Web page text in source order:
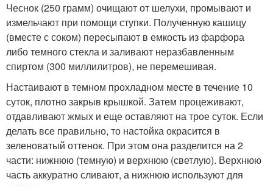
Чеснок (250 грамм) очищают от шелухи, промывают и
измельчают при помощи ступки. Полученную кашицу
(вместе с соком) пересыпают в емкость из фарфора
либо темного стекла и заливают неразбавленным
спиртом (300 миллилитров), не перемешивая.
Настаивают в темном прохладном месте в течение 10
суток, плотно закрыв крышкой. Затем процеживают,
отдавливают жмых и еще оставляют на трое суток. Если
делать все правильно, то настойка окрасится в
зеленоватый оттенок. При этом она разделится на 2
части: нижнюю (темную) и верхнюю (светлую). Верхнюю
часть аккуратно сливают, а нижнюю используют для